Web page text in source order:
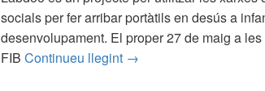
socials per fer arribar portàtils en desús a
desenvolupament. El proper 27 de maig a
FIB Continueu llegint Presentació del projecte
→